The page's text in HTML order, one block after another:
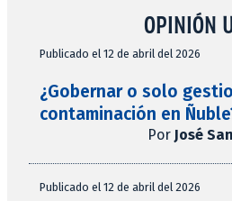
OPINIÓN
Publicado el 12 de abril del 2026
¿Gobernar o solo
contaminación en
Por José
Publicado el 12 de abril del 2026